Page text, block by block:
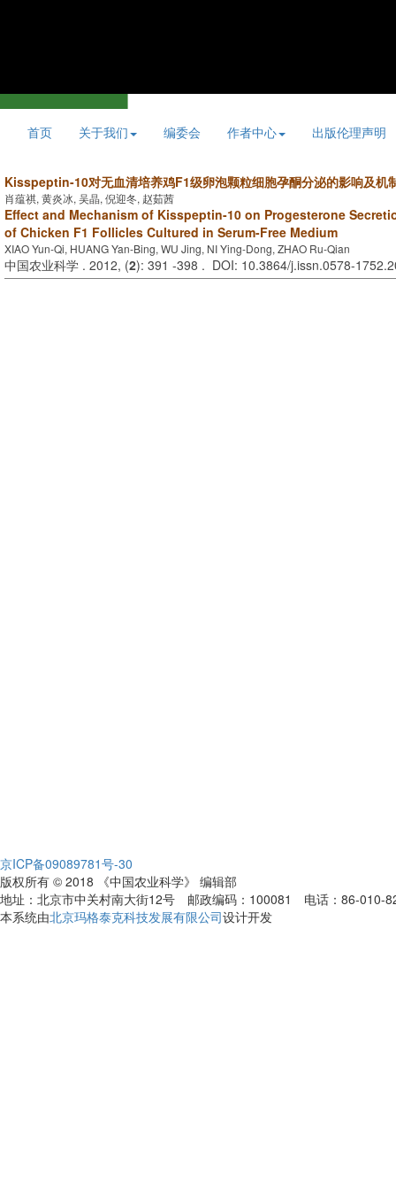
首页 关于我们 编委会 作者中心 出版伦理声明
Kisspeptin-10对无血清培养鸡F1级卵泡颗粒细胞孕酮分泌的影响及机
肖蕴祺, 黄炎冰, 吴晶, 倪迎冬, 赵茹茜
Effect and Mechanism of Kisspeptin-10 on Progesterone
of Chicken F1 Follicles Cultured in Serum-Free Medium
XIAO Yun-Qi, HUANG Yan-Bing, WU Jing, NI Ying-Dong, ZHAO Ru-Qian
中国农业科学 . 2012, (2): 391 -398 . DOI: 10.3864/j.issn.0578-
京ICP备09089781号-30
版权所有 © 2018 《中国农业科学》 编辑部
地址：北京市中关村南大街12号 邮政编码：100081 电话：86-010-
本系统由北京玛格泰克科技发展有限公司设计开发